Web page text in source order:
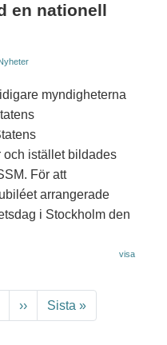
en nationell
myndigheterna
och istället bildades
För att
arrangerade
i Stockholm den
visa
Nästa sida
›› Sista sidan
Sista »